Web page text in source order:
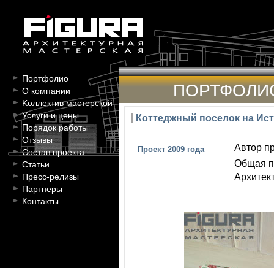
Портфолио
О компании
Kоллектив мастерской
Услуги и цены
Порядок работы
Отзывы
Состав проекта
Статьи
Пресс-релизы
Партнеры
Контакты
Коттеджный поселок на
Проект 2009 года
Автор
Общая